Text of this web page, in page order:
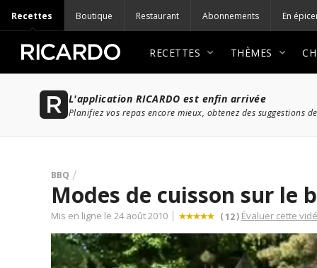
Recettes Boutique Restaurant Abonnements En
RECETTES THÈMES
L'application RICARDO est enfin arrivée
Planifiez vos repas encore mieux, obtenez des suggestions
BBQ
Modes de cuisson sur le
Mis en ligne le 24 août 2010 (12) Évaluer cette